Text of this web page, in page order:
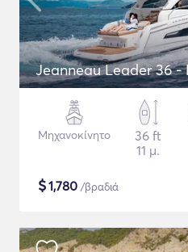
Jeanneau Leader 36 -
Μηχανοκίνητο
36 ft
11 μ.
$1,780 /βραδιά